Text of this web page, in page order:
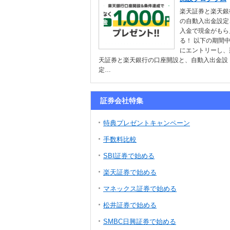
楽天証券と楽天
の自動入出金設定
入金で現金がもら
る！ 以下の期間中
にエントリーし、
天証券と楽天銀行の口座開設と、自動入出金設
定…
証券会社特集
特典プレゼントキャンペーン
手数料比較
SBI証券で始める
楽天証券で始める
マネックス証券で始める
松井証券で始める
SMBC日興証券で始める